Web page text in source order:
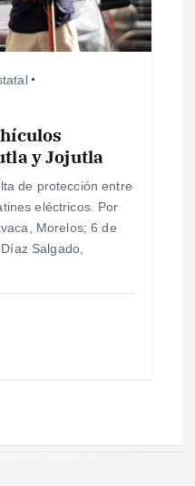
y Jojutla
de protección entre
eléctricos. Por
Morelos; 6 de
Salgado,